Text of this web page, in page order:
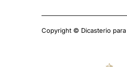
Copyright © Dicasterio